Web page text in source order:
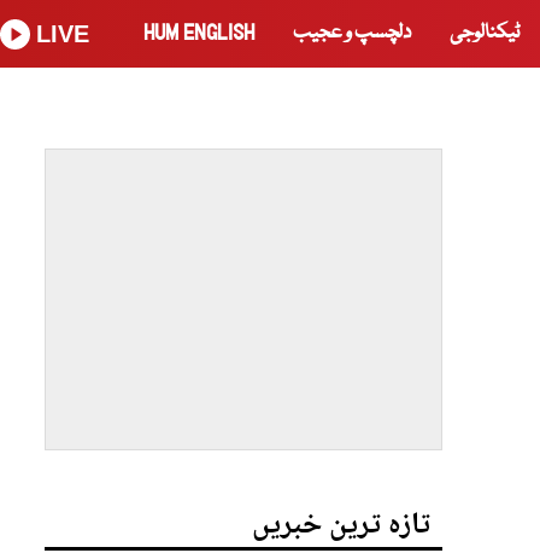
ٹیکنالوجی دلچسپ و عجیب HUM ENGLISH
LIVE
تازہ ترین خبریں